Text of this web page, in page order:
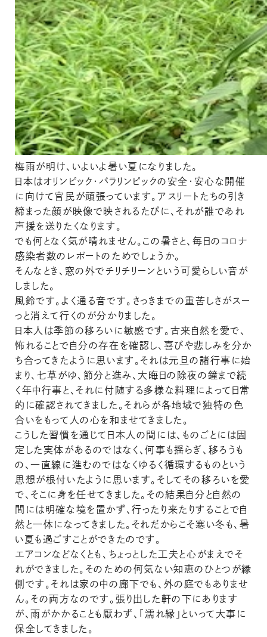
梅雨が明け、いよいよ暑い夏になりました。
日本はオリンピック・パラリンピックの安全・安心な開催
に向けて官民が頑張っています。アスリートたちの引き
締まった顔が映像で映されるたびに、それが誰であれ
声援を送りたくなります。
でも何となく気が晴れません。この暑さと、毎日のコロナ
感染者数のレポートのためでしょうか。
そんなとき、窓の外でチリチリーンという可愛らしい音が
しました。
風鈴です。よく通る音です。さっきまでの重苦しさがスー
っと消えて行くのが分かりました。
日本人は季節の移ろいに敏感です。古来自然を愛で、
怖れることで自分の存在を確認し、喜びや悲しみを分か
ち合ってきたように思います。それは元旦の諸行事に始
まり、七草がゆ、節分と進み、大晦日の除夜の鐘まで続
く年中行事と、それに付随する多様な料理によって日常
的に確認されてきました。それらが各地域で独特の色
合いをもって人の心を和ませてきました。
こうした習慣を通じて日本人の間には、ものごとには固
定した実体があるのではなく、何事も揺らぎ、移ろうも
の、一直線に進むのではなくゆるく循環するものという
思想が根付いたように思います。そしてその移ろいを愛
で、そこに身を任せてきました。その結果自分と自然の
間には明確な境を置かず、行ったり来たりすることで自
然と一体になってきました。それだからこそ寒い冬も、暑
い夏も過ごすことができたのです。
エアコンなどなくとも、ちょっとした工夫と心がまえでそ
れができました。そのための何気ない知恵のひとつが縁
側です。それは家の中の廊下でも、外の庭でもありませ
ん。その両方なのです。張り出した軒の下にあります
が、雨がかかることも厭わず、「濡れ縁」といって大事に
保全してきました。